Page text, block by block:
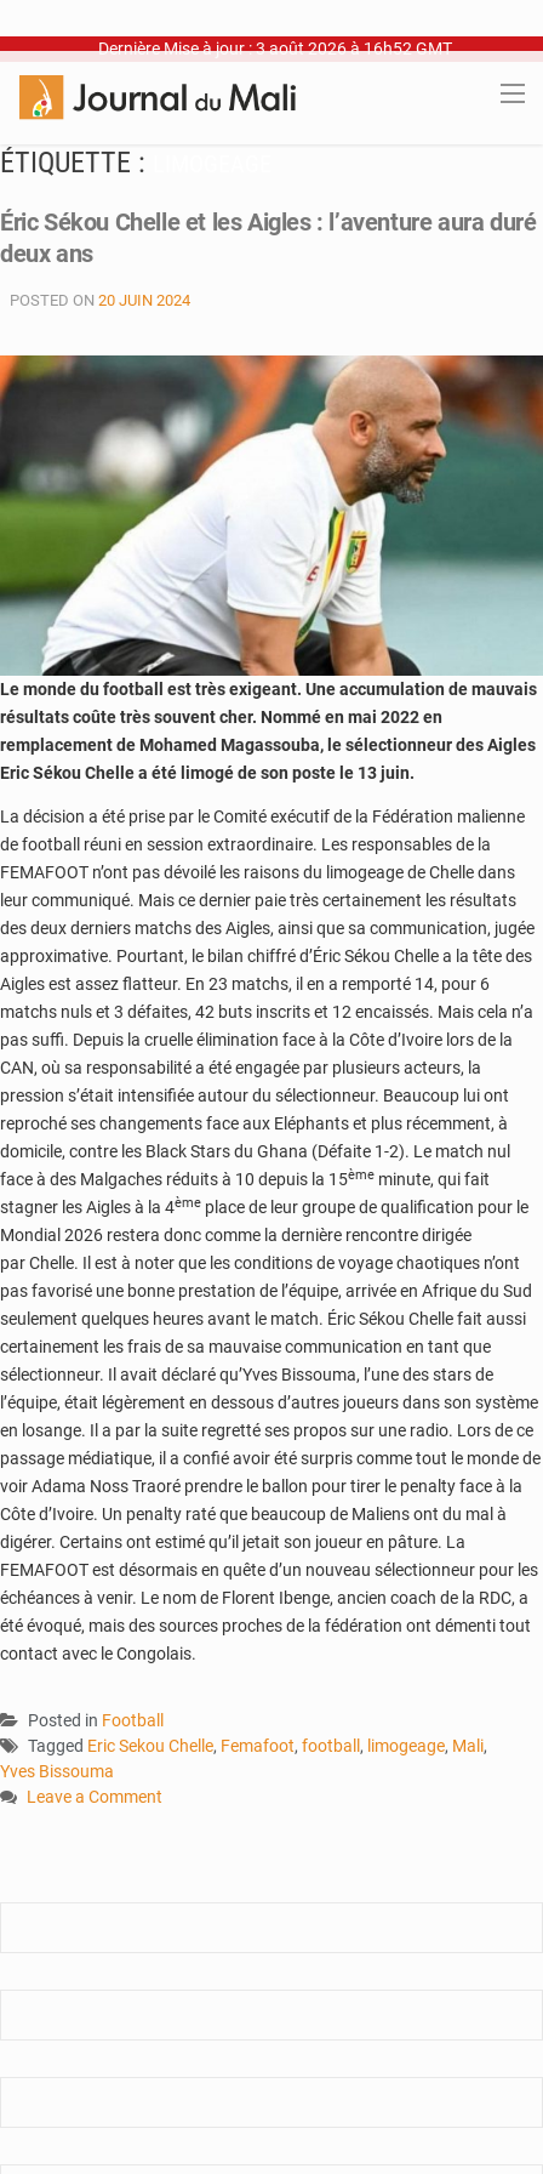
Dernière Mise à jour : 3 août 2026 à 16h52 GMT
ÉTIQUETTE :
Éric Sékou Chelle et les Aigles : l’aventure aura duré
deux ans
POSTED ON 20 JUIN 2024
Le monde du football est très exigeant. Une accumulation de mauvais
résultats coûte très souvent cher. Nommé en mai 2022 en
remplacement de Mohamed Magassouba, le sélectionneur des Aigles
Eric Sékou Chelle a été limogé de son poste le 13 juin.
La décision a été prise par le Comité exécutif de la Fédération malienne
de football réuni en session extraordinaire. Les responsables de la
FEMAFOOT n’ont pas dévoilé les raisons du limogeage de Chelle dans
leur communiqué. Mais ce dernier paie très certainement les résultats
des deux derniers matchs des Aigles, ainsi que sa communication, jugée
approximative. Pourtant, le bilan chiffré d’Éric Sékou Chelle a la tête des
Aigles est assez flatteur. En 23 matchs, il en a remporté 14, pour 6
matchs nuls et 3 défaites, 42 buts inscrits et 12 encaissés. Mais cela n’a
pas suffi. Depuis la cruelle élimination face à la Côte d’Ivoire lors de la
CAN, où sa responsabilité a été engagée par plusieurs acteurs, la
pression s’était intensifiée autour du sélectionneur. Beaucoup lui ont
reproché ses changements face aux Eléphants et plus récemment, à
domicile, contre les Black Stars du Ghana (Défaite 1-2). Le match nul
face à des Malgaches réduits à 10 depuis la 15ème minute, qui fait
stagner les Aigles à la 4ème place de leur groupe de qualification pour le
Mondial 2026 restera donc comme la dernière rencontre dirigée
par Chelle. Il est à noter que les conditions de voyage chaotiques n’ont
pas favorisé une bonne prestation de l’équipe, arrivée en Afrique du Sud
seulement quelques heures avant le match. Éric Sékou Chelle fait aussi
certainement les frais de sa mauvaise communication en tant que
sélectionneur. Il avait déclaré qu’Yves Bissouma, l’une des stars de
l’équipe, était légèrement en dessous d’autres joueurs dans son système
en losange. Il a par la suite regretté ses propos sur une radio. Lors de ce
passage médiatique, il a confié avoir été surpris comme tout le monde de
voir Adama Noss Traoré prendre le ballon pour tirer le penalty face à la
Côte d’Ivoire. Un penalty raté que beaucoup de Maliens ont du mal à
digérer. Certains ont estimé qu’il jetait son joueur en pâture. La
FEMAFOOT est désormais en quête d’un nouveau sélectionneur pour les
échéances à venir. Le nom de Florent Ibenge, ancien coach de la RDC, a
été évoqué, mais des sources proches de la fédération ont démenti tout
contact avec le Congolais.
Posted in Football
Tagged Eric Sekou Chelle, Femafoot, football, limogeage, Mali,
Yves Bissouma
Leave a Comment